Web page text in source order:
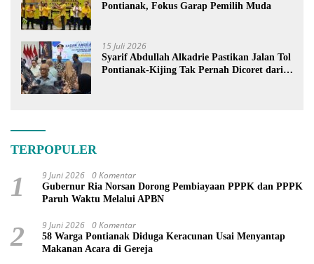
Pontianak, Fokus Garap Pemilih Muda
15 Juli 2026
Syarif Abdullah Alkadrie Pastikan Jalan Tol
Pontianak-Kijing Tak Pernah Dicoret dari
TERPOPULER
1 9 Juni 2026 0 Komentar
Gubernur Ria Norsan Dorong Pembiayaan PPPK dan PPPK
Paruh Waktu Melalui APBN
2 9 Juni 2026 0 Komentar
58 Warga Pontianak Diduga Keracunan Usai Menyantap
Makanan Acara di Gereja